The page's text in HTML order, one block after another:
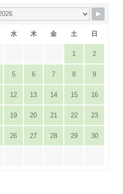
水 木 金 土 日
1 2
5 6 7 8 9
12 13 14 15 16
19 20 21 22 23
26 27 28 29 30